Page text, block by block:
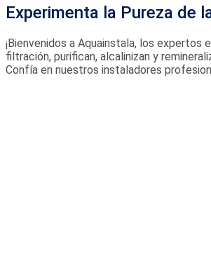
Experimenta la Pureza de
¡Bienvenidos a Aquainstala, los
filtración, purifican, alcalinizan y
Confía en nuestros instaladores